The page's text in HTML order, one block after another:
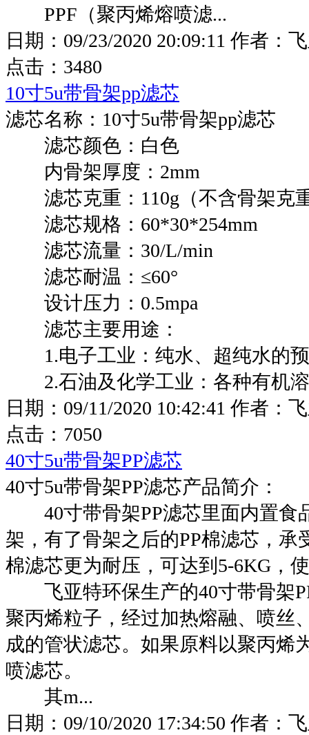
PPF（聚丙烯熔喷滤...
日期： 09/23/2020 20:09:11 作者：
点击： 3480
10寸5u带骨架pp滤芯
滤芯名称：10寸5u带骨架pp滤芯
滤芯颜色：白色
内骨架厚度：2mm
滤芯克重：110g（不含骨架克
滤芯规格：60*30*254mm
滤芯流量：30/L/min
滤芯耐温：≤60°
设计压力：0.5mpa
滤芯主要用途：
1.电子工业：纯水、超纯水的
2.石油及化学工业：各种有机溶
日期： 09/11/2020 10:42:41 作者：
点击： 7050
40寸5u带骨架PP滤芯
40寸5u带骨架PP滤芯产品简介：
40寸带骨架PP滤芯里面内置食
架，有了骨架之后的PP棉滤芯，承
棉滤芯更为耐压，可达到5-6KG，
飞亚特环保生产的40寸带骨架
聚丙烯粒子，经过加热熔融、喷丝
成的管状滤芯。如果原料以聚丙烯
喷滤芯。
其m...
日期： 09/10/2020 17:34:50 作者：